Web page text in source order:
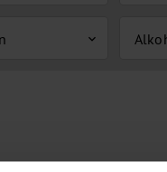
expand_more